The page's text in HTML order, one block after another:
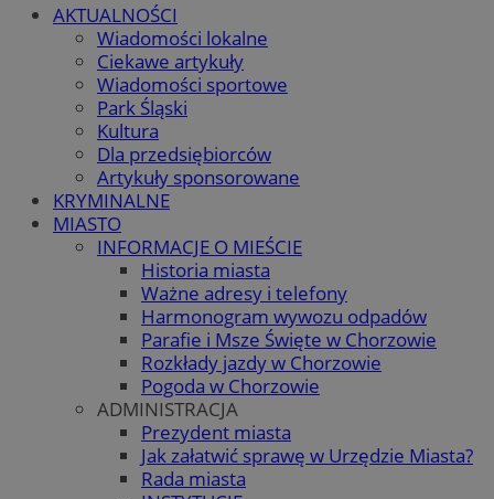
AKTUALNOŚCI
Wiadomości lokalne
Ciekawe artykuły
Wiadomości sportowe
Park Śląski
Kultura
Dla przedsiębiorców
Artykuły sponsorowane
KRYMINALNE
MIASTO
INFORMACJE O MIEŚCIE
Historia miasta
Ważne adresy i telefony
Harmonogram wywozu odpadów
Parafie i Msze Święte w Chorzowie
Rozkłady jazdy w Chorzowie
Pogoda w Chorzowie
ADMINISTRACJA
Prezydent miasta
Jak załatwić sprawę w Urzędzie Miasta?
Rada miasta